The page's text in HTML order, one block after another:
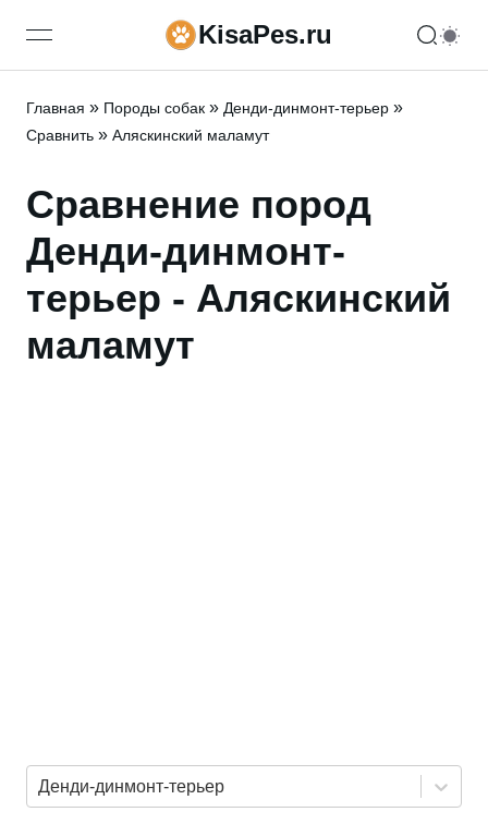
open navigation menuKisaPes.ru
Главная » Породы собак » Денди-динмонт-терьер »
Сравнить » Аляскинский маламут
Сравнение пород
Денди-динмонт-
терьер - Аляскинский
маламут
Денди-динмонт-терьер